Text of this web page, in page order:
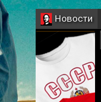
Новости